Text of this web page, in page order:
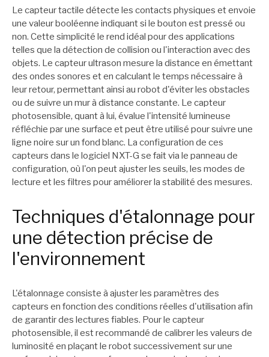
Le capteur tactile détecte les contacts physiques et envoie
une valeur booléenne indiquant si le bouton est pressé ou
non. Cette simplicité le rend idéal pour des applications
telles que la détection de collision ou l'interaction avec des
objets. Le capteur ultrason mesure la distance en émettant
des ondes sonores et en calculant le temps nécessaire à
leur retour, permettant ainsi au robot d'éviter les obstacles
ou de suivre un mur à distance constante. Le capteur
photosensible, quant à lui, évalue l'intensité lumineuse
réfléchie par une surface et peut être utilisé pour suivre une
ligne noire sur un fond blanc. La configuration de ces
capteurs dans le logiciel NXT-G se fait via le panneau de
configuration, où l'on peut ajuster les seuils, les modes de
lecture et les filtres pour améliorer la stabilité des mesures.
Techniques d'étalonnage pour
une détection précise de
l'environnement
L'étalonnage consiste à ajuster les paramètres des
capteurs en fonction des conditions réelles d'utilisation afin
de garantir des lectures fiables. Pour le capteur
photosensible, il est recommandé de calibrer les valeurs de
luminosité en plaçant le robot successivement sur une